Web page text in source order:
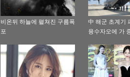
비온뒤 하늘에 펼쳐진 구름폭
포
中 해군 초계기
융수자오에 가